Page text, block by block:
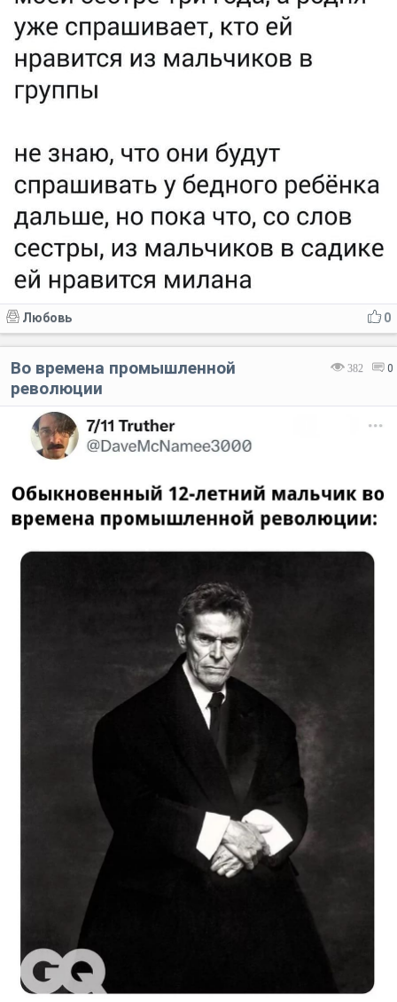
0
Любовь
382 0
Во времена промышленной
революции